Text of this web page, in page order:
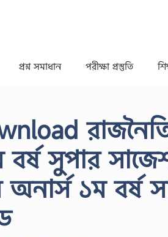
প্রশ্ন সমাধান পরীক্ষা প্রস্তুতি
সুপার
১ম বর্ষ